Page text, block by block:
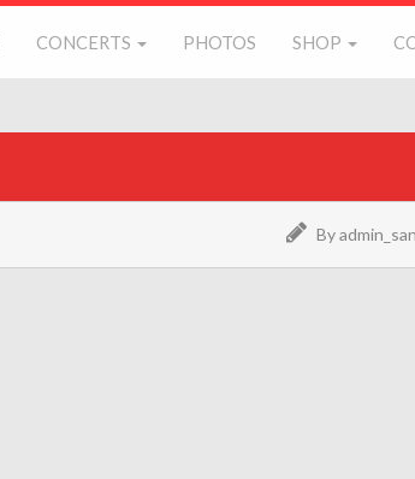
CONCERTS PHOTOS SHOP
By